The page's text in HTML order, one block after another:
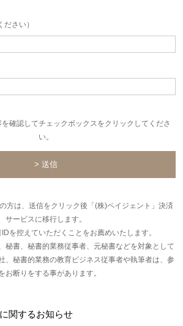
ださい）
確認してチェックボックスをクリックしてくださ
い。
方は、送信をクリック後「(株)ペイジェント」決済
サービスに移行します。
を控えていただくことをお薦めいたします。
秘書、秘書的業務従事者、元秘書などを対象として
、秘書的業務の教育ビジネス従事者や執筆者は、参
お断りをする事があります。
関するお知らせ